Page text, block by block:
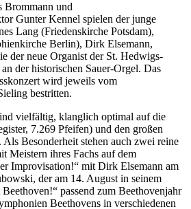
Brommann und
Gunter Kennel spielen der junge
Lang (Friedenskirche Potsdam),
Berlin), Dirk Elsemann,
der neue Organist der St. Hedwigs-
der historischen Sauer-Orgel. Das
wird jeweils vom
bestritten.
vielfältig, klanglich optimal auf die
7.269 Pfeifen) und den großen
Besonderheit stehen auch zwei reine
Meistern ihres Fachs auf dem
Improvisation!“ mit Dirk Elsemann am
der am 14. August in seinem
passend zum Beethovenjahr
Beethovens in verschiedenen